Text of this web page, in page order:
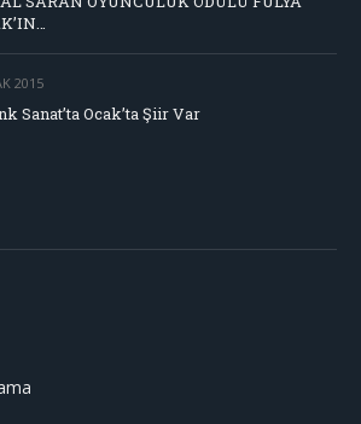
2015
Sanat’ta Ocak’ta Şiir Var